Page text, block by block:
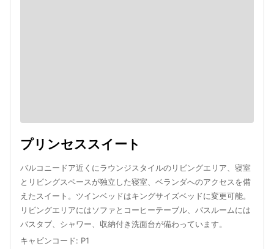
プリンセススイート
バルコニードア近くにラウンジスタイルのリビングエリア、寝室
とリビングスペースが独立した寝室、ベランダへのアクセスを備
えたスイート。ツインベッドはキングサイズベッドに変更可能。
リビングエリアにはソファとコーヒーテーブル、バスルームには
バスタブ、シャワー、収納付き洗面台が備わっています。
キャビンコード: P1